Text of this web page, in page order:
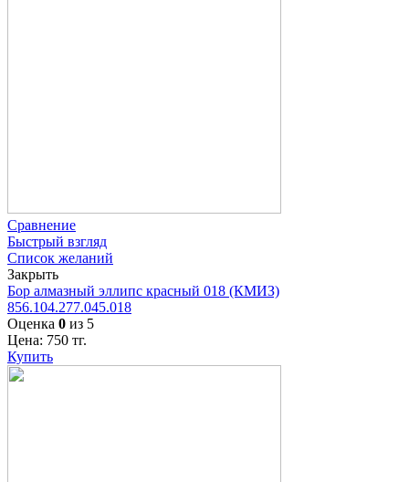
Сравнение
Быстрый взгляд
Список желаний
Закрыть
Бор алмазный эллипс красный 018 (КМИЗ)
856.104.277.045.018
Оценка 0 из 5
Цена: 750 тг.
Купить